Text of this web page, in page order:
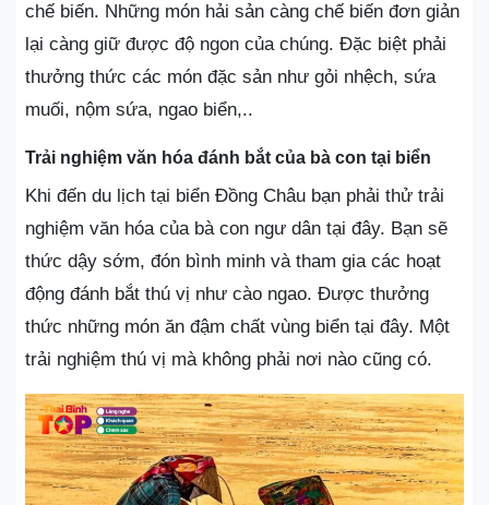
chế biến. Những món hải sản càng chế biến đơn giản
lại càng giữ được độ ngon của chúng. Đặc biệt phải
thưởng thức các món đặc sản như gỏi nhệch, sứa
muối, nộm sứa, ngao biển,..
Trải nghiệm văn hóa đánh bắt của bà con tại biển
Khi đến du lịch tại biển Đồng Châu bạn phải thử trải
nghiệm văn hóa của bà con ngư dân tại đây. Bạn sẽ
thức dậy sớm, đón bình minh và tham gia các hoạt
động đánh bắt thú vị như cào ngao. Được thưởng
thức những món ăn đậm chất vùng biển tại đây. Một
trải nghiệm thú vị mà không phải nơi nào cũng có.